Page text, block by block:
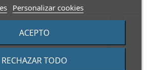
Personalizar cookies
RECHAZAR TODO
ACEPTO